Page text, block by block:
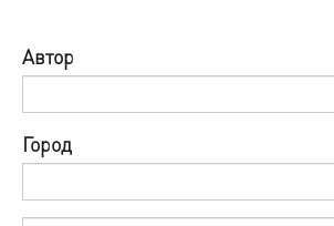
Автор
Город